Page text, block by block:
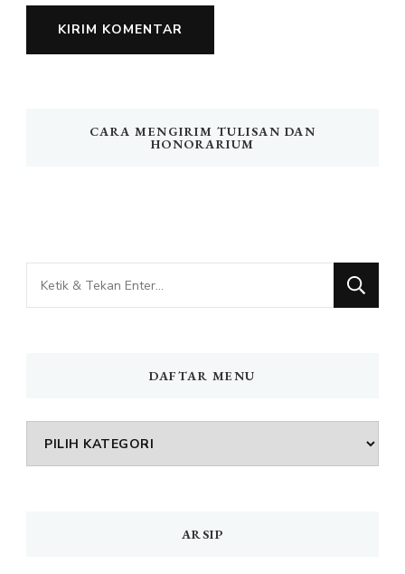
CARA MENGIRIM TULISAN DAN
HONORARIUM
Mencari
Sesuatu?
DAFTAR MENU
DAFTAR
MENU
ARSIP